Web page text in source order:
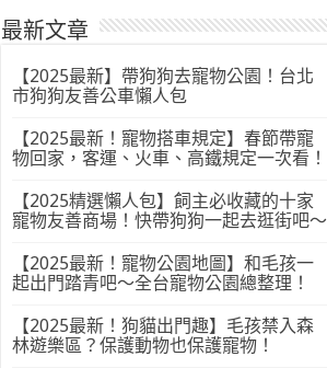
最新文章
【2025最新】帶狗狗去寵物公園！台北
市狗狗友善公車懶人包
【2025最新！寵物搭車規定】春節帶寵
物回家，客運、火車、高鐵規定一次看！
【2025精選懶人包】飼主必收藏的十家
寵物友善商場！快帶狗狗一起去逛街吧～
【2025最新！寵物公園地圖】和毛孩一
起出門踏青吧～全台寵物公園總整理！
【2025最新！狗貓出門趣】毛孩禁入森
林遊樂區？保護動物也保護寵物！